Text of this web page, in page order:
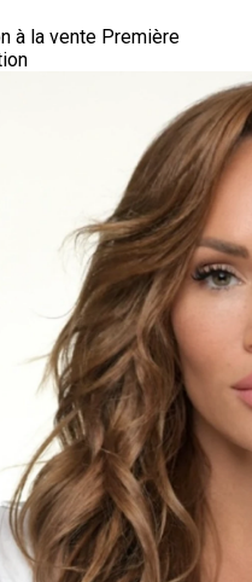
à la vente Première